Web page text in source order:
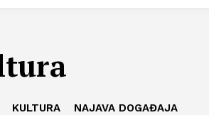
KULTURA NAJAVA DOGAĐAJA